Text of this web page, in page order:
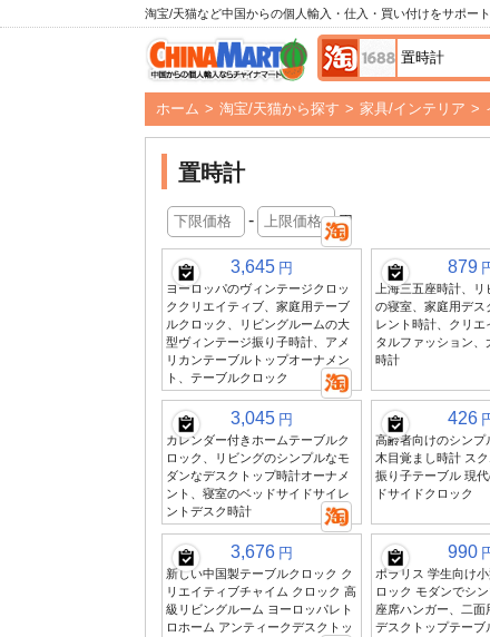
淘宝/天猫など中国からの個人輸入・仕入・買い付けをサポー
ホーム > 淘宝/天猫から探す > 家具/インテリア >
置時計
- 円
3,645 円
ヨーロッパのヴィンテージクロッ
ククリエイティブ、家庭用テーブ
ルクロック、リビングルームの大
型ヴィンテージ振り子時計、アメ
リカンテーブルトップオーナメン
ト、テーブルクロック
879
上海三五座時計、
の寝室、家庭用デス
レント時計、クリエ
タルファッション、
時計
3,045 円
カレンダー付きホームテーブルク
ロック、リビングのシンプルなモ
ダンなデスクトップ時計オーナメ
ント、寝室のベッドサイドサイレ
ントデスク時計
426
高齢者向けのシンプ
木目覚まし時計 ス
振り子テーブル 現
ドサイドクロック
3,676 円
新しい中国製テーブルクロック ク
リエイティブチャイム クロック 高
級リビングルーム ヨーロッパレト
ロホーム アンティークデスクトッ
990
ポラリス 学生向け
ロック モダンでシ
座席ハンガー、二面
デスクトップテーブ